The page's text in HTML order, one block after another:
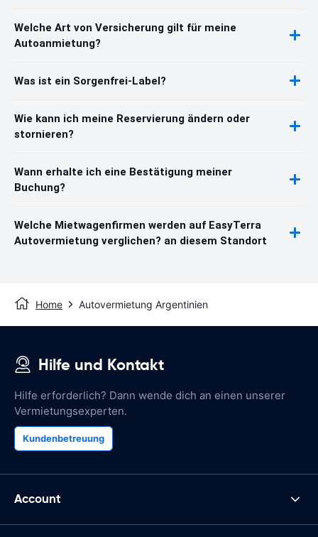
Welche Art von Versicherung gilt für meine
Autoanmietung?
Was ist ein Sorgenfrei-Label?
Wie kann ich meine Reservierung ändern oder
stornieren?
Wann erhalte ich eine Bestätigung meiner
Buchung?
Welche Mietwagenfirmen werden auf EasyTerra
Autovermietung verglichen? an diesem Standort
Home Autovermietung Argentinien
Hilfe und Kontakt
Hilfe erforderlich? Dann wende dich an einen unserer
Vermietungsexperten.
Kundenbetreuung
Account